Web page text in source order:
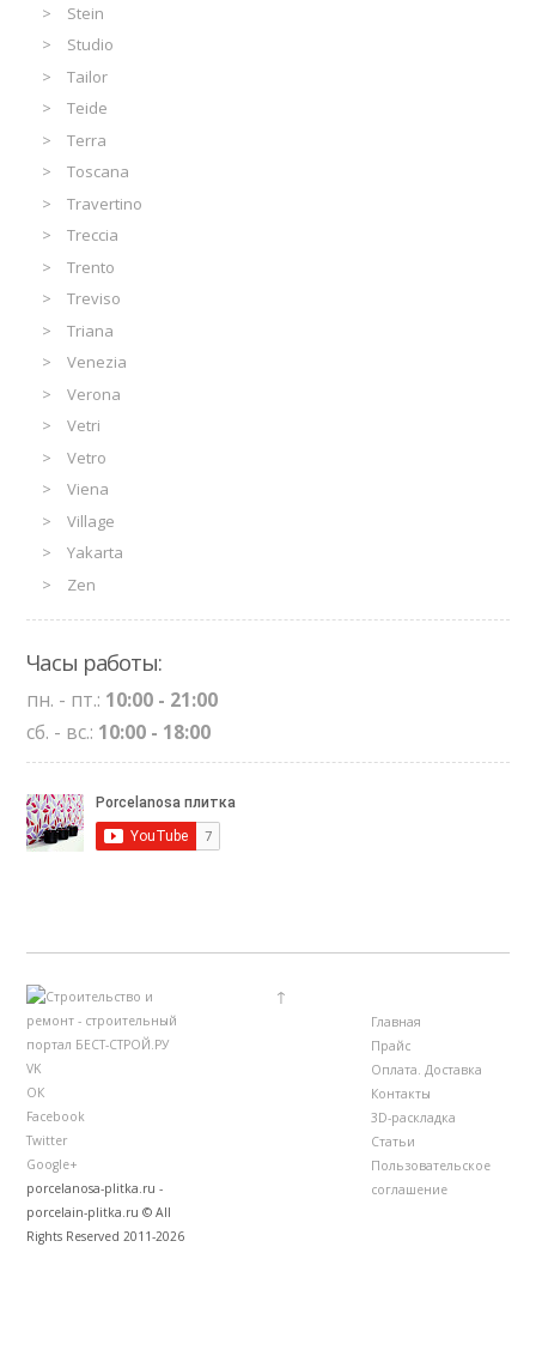
Stein
Studio
Tailor
Teide
Terra
Toscana
Travertino
Treccia
Trento
Treviso
Triana
Venezia
Verona
Vetri
Vetro
Viena
Village
Yakarta
Zen
Часы работы:
пн. - пт.: 10:00 - 21:00
сб. - вс.: 10:00 - 18:00
VK
ОК
Facebook
Twitter
Google+
porcelanosa-plitka.ru -
porcelain-plitka.ru © All
Rights Reserved 2011-2026
↑
Главная
Прайс
Оплата. Доставка
Контакты
3D-раскладка
Статьи
Пользовательское
соглашение